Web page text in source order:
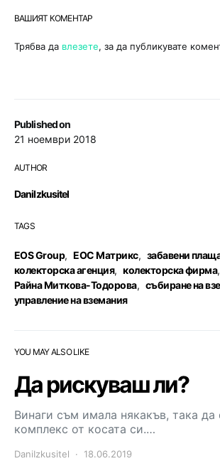
Published on
21 ноември 2018
AUTHOR
DaniIzkusitel
TAGS
EOS Group, ЕОС Матрикс, забавени
колекторска агенция, колекторска фирма,
Райна Миткова-Тодорова, събиране на
управление на вземания
ВАШИЯТ КОМЕНТАР
Трябва да влезете, за да публикувате
YOU MAY ALSO LIKE
Да рискуваш ли?
Винаги съм имала някакъв, така да
комплекс от косата си.…
DaniIzkusitel 18.06.2019